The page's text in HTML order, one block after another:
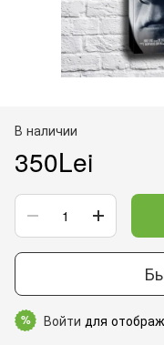
В наличии
350Lei
% Войти для